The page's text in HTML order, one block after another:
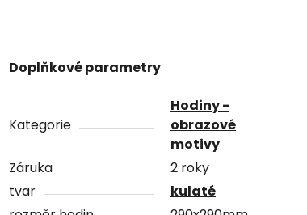
Doplňkové parametry
Kategorie
Hodiny -
obrazové
motivy
Záruka
2 roky
tvar
kulaté